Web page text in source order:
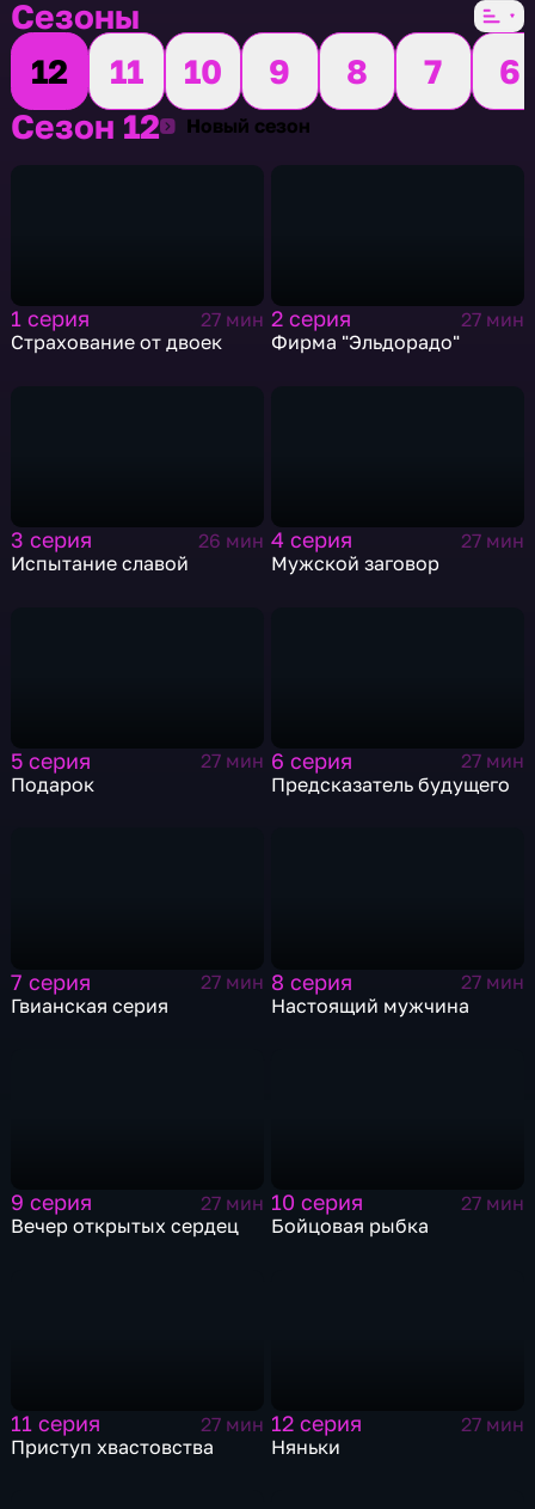
Сезоны
12
11 10 9 8 7
6
Сезон 12Сезон 12 Новый сезон
1 серия
27 мин
Страхование от двоек
2 серия
27 мин
Фирма "Эльдорадо"
3 серия
26 мин
Испытание славой
4 серия
27 мин
Мужской заговор
5 серия
27 мин
Подарок
6 серия
27 мин
Предсказатель будущего
7 серия
27 мин
Гвианская серия
8 серия
27 мин
Настоящий мужчина
9 серия
27 мин
Вечер открытых сердец
10 серия
27 мин
Бойцовая рыбка
11 серия
27 мин
Приступ хвастовства
12 серия
27 мин
Няньки